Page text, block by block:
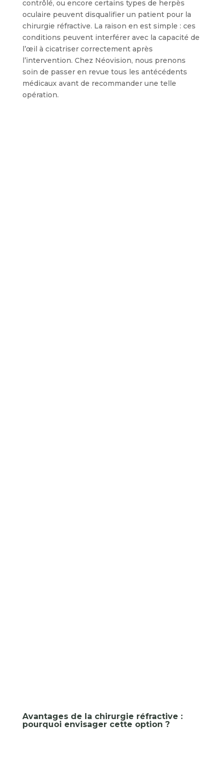
contrôlé, ou encore certains types de herpès
oculaire peuvent disqualifier un patient pour la
chirurgie réfractive. La raison en est simple : ces
conditions peuvent interférer avec la capacité de
l’œil à cicatriser correctement après
l’intervention. Chez Néovision, nous prenons
soin de passer en revue tous les antécédents
médicaux avant de recommander une telle
opération.
Avantages de la chirurgie réfractive :
pourquoi envisager cette option ?